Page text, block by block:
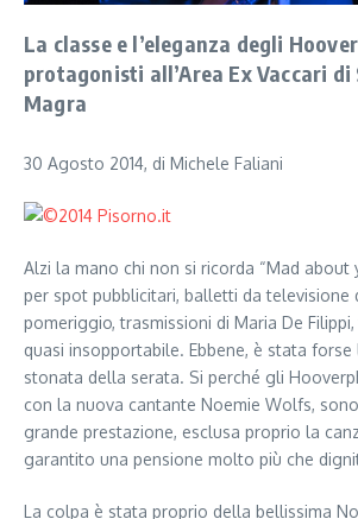
La classe e l’eleganza degli
protagonisti all’Area Ex Vaccari
Magra
30 Agosto 2014, di Michele Faliani
Alzi la mano chi non si ricorda “Mad about
per spot pubblicitari, balletti da televisione
pomeriggio, trasmissioni di Maria De
quasi insopportabile. Ebbene, è stata forse
stonata della serata. Si perché gli
con la nuova cantante Noemie Wolfs,
grande prestazione, esclusa proprio la
garantito una pensione molto più che
La colpa è stata proprio della bellissima